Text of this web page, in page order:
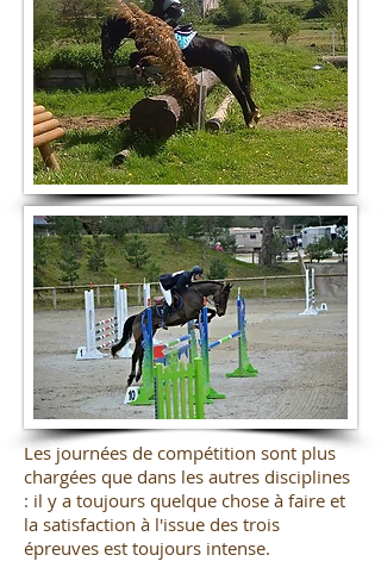
Les journées de compétition sont plus
chargées que dans les autres disciplines
: il y a toujours quelque chose à faire et
la satisfaction à l'issue des trois
épreuves est toujours intense.